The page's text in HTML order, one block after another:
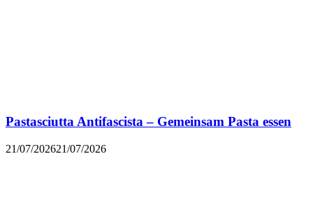
Pastasciutta Antifascista – Gemeinsam Pasta essen
21/07/202621/07/2026